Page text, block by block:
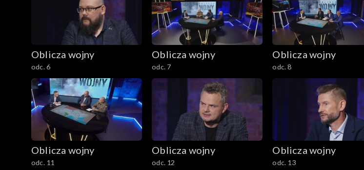
Oblicza wojny
odc. 6
Oblicza wojny
odc. 7
Oblicza wojny
odc. 8
Oblicza wojny
odc. 11
Oblicza wojny
odc. 12
Oblicza wojny
odc. 13